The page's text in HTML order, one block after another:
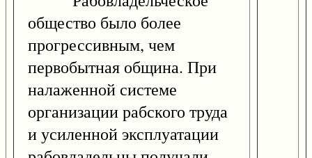
общество было более
прогрессивным, чем
первобытная община. При
налаженной системе
организации рабского труда
и усиленной эксплуатации